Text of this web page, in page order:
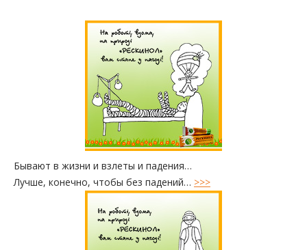
Бывают в жизни и взлеты и падения…
Лучше, конечно, чтобы без падений… >>>